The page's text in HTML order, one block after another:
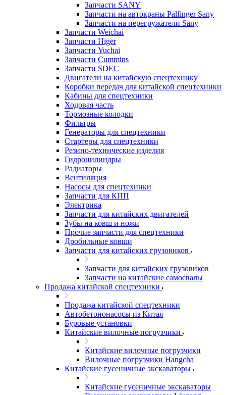
Запчасти SANY
Запчасти на автокраны Palfinger Sany
Запчасти на перегружатели Sany
Запчасти Weichai
Запчасти Higer
Запчасти Yuchai
Запчасти Cummins
Запчасти SDEC
Двигатели на китайскую спецтехнику
Коробки передач для китайской спецтехники
Кабины для спецтехники
Ходовая часть
Тормозные колодки
Фильтры
Генераторы для спецтехники
Стартеры для спецтехники
Резино-технические изделия
Гидроцилиндры
Радиаторы
Вентиляция
Насосы для спецтехники
Запчасти для КПП
Электрика
Запчасти для китайских двигателей
Зубы на ковш и ножи
Прочие запчасти для спецтехники
Дробильные ковши
Запчасти для китайских грузовиков
Запчасти для китайских грузовиков
Запчасти на китайские самосвалы
Продажа китайской спецтехники
Продажа китайской спецтехники
Автобетононасосы из Китая
Буровые установки
Китайские вилочные погрузчики
Китайские вилочные погрузчики
Вилочные погрузчики Hangcha
Китайские гусеничные экскаваторы
Китайские гусеничные экскаваторы